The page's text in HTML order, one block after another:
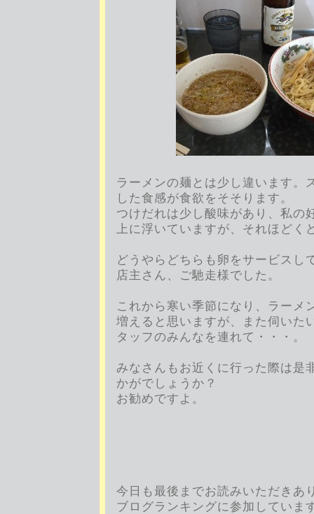
ラーメンの麺とは少し違います。
した食感が食欲をそそります。
つけだれは少し酸味があり、私の
上に浮いていますが、それほどく
どうやらどちらも卵をサービスし
店主さん、ご馳走様でした。
これから寒い季節になり、ラーメ
増えると思いますが、また伺いた
タッフのみんなを連れて・・・。
みなさんもお近くに行った際は是
かがでしょうか？
お勧めですよ。
今日も最後までお読みいただきあ
ブログランキングに参加していま